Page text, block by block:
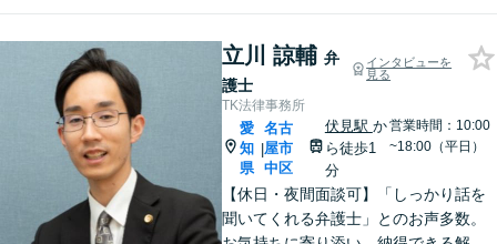
立川 諒輔 弁
護士
インタビューを
見る
TK法律事務所
愛
知
県
|
名古
屋市
中区
伏見駅 か
ら徒歩1
分
営業時間：10:00
~18:00（平日）
【休日・夜間面談可】「しっかり話を
聞いてくれる弁護士」とのお声多数。